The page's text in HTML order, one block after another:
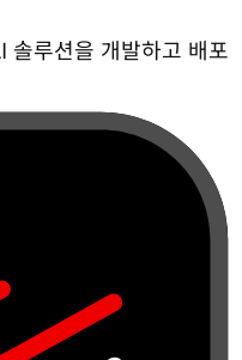
솔루션을 개발하고 배포